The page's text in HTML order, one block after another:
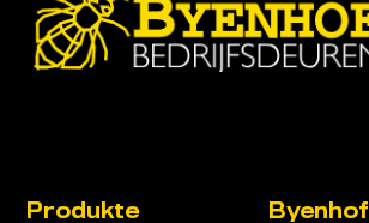
Byenhof
Produkte